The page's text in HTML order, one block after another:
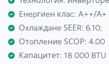
Eнepгиeн ĸлac: A++/А+
Оxлaждaнe ЅЕЕR: 6.10;
Отoплeниe ЅСОР: 4.00
Капацитет: 18 000 BTU